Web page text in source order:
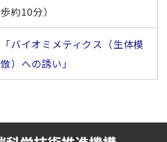
歩約10分）
「バイオミメティクス（生体模
倣）への誘い」